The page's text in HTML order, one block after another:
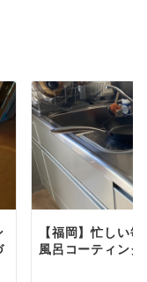
【福岡】忙しい
風呂コーティン